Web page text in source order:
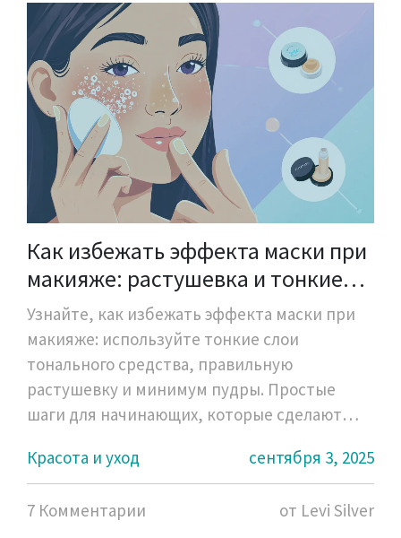
Как избежать эффекта маски при
макияже: растушевка и тонкие
слои для начинающих
Узнайте, как избежать эффекта маски при
макияже: используйте тонкие слои
тонального средства, правильную
растушевку и минимум пудры. Простые
шаги для начинающих, которые сделают
Красота и уход
сентября 3, 2025
7 Комментарии от Levi Silver